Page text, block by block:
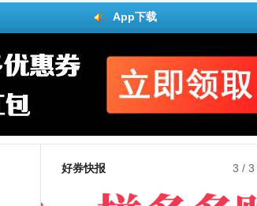
App下载
好券快报 3 / 3